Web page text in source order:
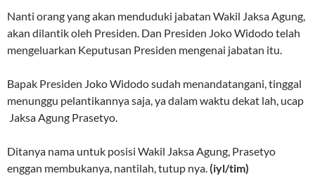
Nanti orang yang akan menduduki jabatan Wakil Jaksa Agung,
akan dilantik oleh Presiden. Dan Presiden Joko Widodo telah
mengeluarkan Keputusan Presiden mengenai jabatan itu.
Bapak Presiden Joko Widodo sudah menandatangani, tinggal
menunggu pelantikannya saja, ya dalam waktu dekat lah, ucap
Jaksa Agung Prasetyo.
Ditanya nama untuk posisi Wakil Jaksa Agung, Prasetyo
enggan membukanya, nantilah, tutup nya.(iyl/tim)